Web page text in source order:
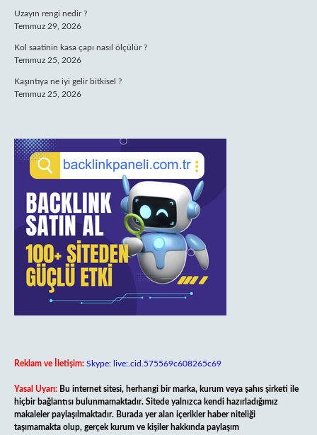
Uzayın rengi nedir ?
Temmuz 29, 2026
Kol saatinin kasa çapı nasıl ölçülür ?
Temmuz 25, 2026
Kaşıntıya ne iyi gelir bitkisel ?
Temmuz 25, 2026
Reklam ve İletişim: Skype: live:.cid.575569c608265c69
Yasal Uyarı: Bu internet sitesi, herhangi bir marka, kurum veya şahıs şirketi ile
hiçbir bağlantısı bulunmamaktadır. Sitede yalnızca kendi hazırladığımız
makaleler paylaşılmaktadır. Burada yer alan içerikler haber niteliği
taşımamakta olup, gerçek kurum ve kişiler hakkında paylaşım